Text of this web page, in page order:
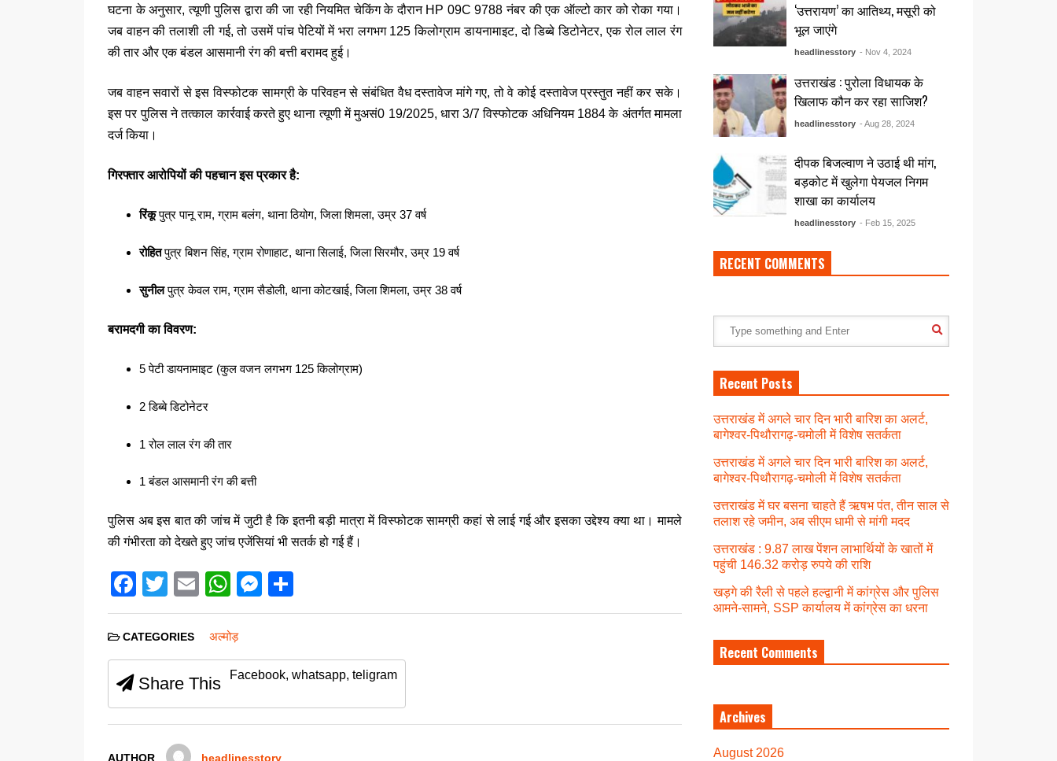
घटना के अनुसार, त्यूणी पुलिस द्वारा की जा रही नियमित चेकिंग के दौरान HP 09C 9788 नंबर की एक ऑल्टो कार को रोका गया।
जब वाहन की तलाशी ली गई, तो उसमें पांच पेटियों में भरा लगभग 125 किलोग्राम डायनामाइट, दो डिब्बे डिटोनेटर, एक रोल लाल रंग
की तार और एक बंडल आसमानी रंग की बत्ती बरामद हुई।
जब वाहन सवारों से इस विस्फोटक सामग्री के परिवहन से संबंधित वैध दस्तावेज मांगे गए, तो वे कोई दस्तावेज प्रस्तुत नहीं कर सके।
इस पर पुलिस ने तत्काल कार्रवाई करते हुए थाना त्यूणी में मुअसं0 19/2025, धारा 3/7 विस्फोटक अधिनियम 1884 के अंतर्गत मामला
दर्ज किया।
गिरफ्तार आरोपियों की पहचान इस प्रकार है:
रिंकूपुत्र पानू राम, ग्राम बलंग, थाना ठियोग, जिला शिमला, उम्र 37 वर्ष
रोहितपुत्र बिशन सिंह, ग्राम रोणाहाट, थाना सिलाई, जिला सिरमौर, उम्र 19 वर्ष
सुनीलपुत्र केवल राम, ग्राम सैडोली, थाना कोटखाई, जिला शिमला, उम्र 38 वर्ष
बरामदगी का विवरण:
5 पेटी डायनामाइट (कुल वजन लगभग 125 किलोग्राम)
2 डिब्बे डिटोनेटर
1 रोल लाल रंग की तार
1 बंडल आसमानी रंग की बत्ती
पुलिस अब इस बात की जांच में जुटी है कि इतनी बड़ी मात्रा में विस्फोटक सामग्री कहां से लाई गई और इसका उद्देश्य क्या था। मामले
की गंभीरता को देखते हुए जांच एजेंसियां भी सतर्क हो गई हैं।
F
a
c
e
b
o
T
wi
tt
er
E
m
ail
W
h
at
s
A
p
M
e
e
n
g
h
e
CATEGORIES अल्मोड़
Share This Facebook, whatsapp, teligram
AUTHOR headlinesstory
‘उत्तरायण’ का आतिथ्य, मसूरी को
भूल जाएंगे
headlinesstory - Nov 4, 2024
उत्तराखंड : पुरोला विधायक के
खिलाफ कौन कर रहा साजिश?
headlinesstory - Aug 28, 2024
दीपक बिजल्वाण ने उठाई थी मांग,
बड़कोट में खुलेगा पेयजल निगम
शाखा का कार्यालय
headlinesstory - Feb 15, 2025
RECENT COMMENTS
Recent Posts
उत्तराखंड में अगले चार दिन भारी बारिश का अलर्ट,
बागेश्वर-पिथौरागढ़-चमोली में विशेष सतर्कता
उत्तराखंड में अगले चार दिन भारी बारिश का अलर्ट,
बागेश्वर-पिथौरागढ़-चमोली में विशेष सतर्कता
उत्तराखंड में घर बसना चाहते हैं ऋषभ पंत, तीन साल से
तलाश रहे जमीन, अब सीएम धामी से मांगी मदद
उत्तराखंड : 9.87 लाख पेंशन लाभार्थियों के खातों में
पहुंची 146.32 करोड़ रुपये की राशि
खड़गे की रैली से पहले हल्द्वानी में कांग्रेस और पुलिस
आमने-सामने, SSP कार्यालय में कांग्रेस का धरना
Recent Comments
Archives
August 2026